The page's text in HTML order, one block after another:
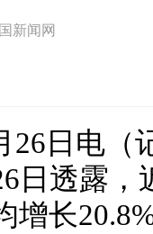
新闻网
26日电（
日透露，
增长